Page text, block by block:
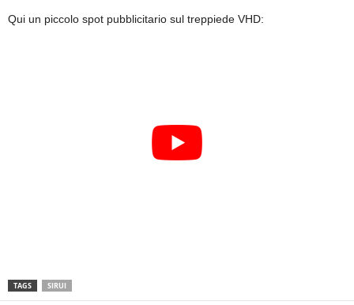
Qui un piccolo spot pubblicitario sul treppiede VHD:
TAGS SIRUI